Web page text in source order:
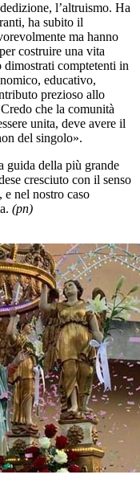
l’altruismo. Ha
ha subito il
ma hanno
costruire una vita
dimostrati comptetenti in
educativo,
prezioso allo
che la comunità
unita, deve avere il
del singolo».
guida della più grande
cresciuto con il senso
nel nostro caso
(pn)